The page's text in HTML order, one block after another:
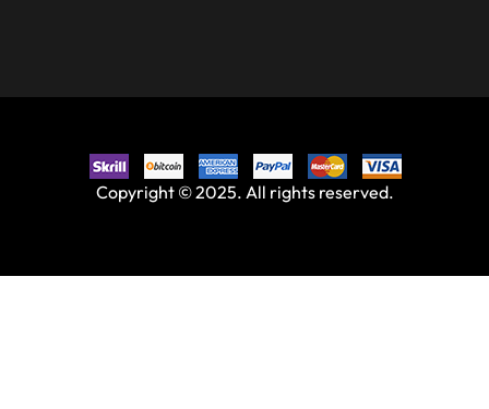
Copyright © 2025. All rights reserved.